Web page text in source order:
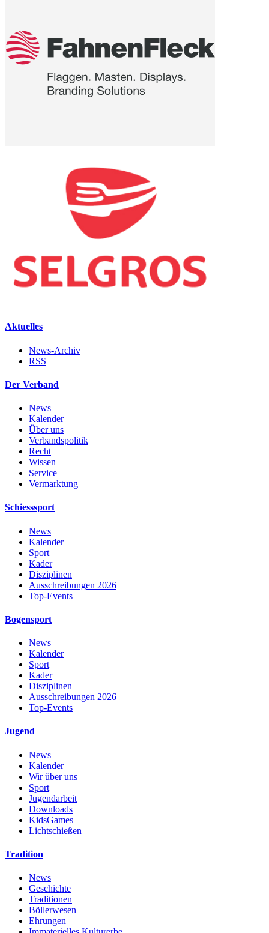
Aktuelles
News-Archiv
RSS
Der Verband
News
Kalender
Über uns
Verbandspolitik
Recht
Wissen
Service
Vermarktung
Schiesssport
News
Kalender
Sport
Kader
Disziplinen
Ausschreibungen 2026
Top-Events
Bogensport
News
Kalender
Sport
Kader
Disziplinen
Ausschreibungen 2026
Top-Events
Jugend
News
Kalender
Wir über uns
Sport
Jugendarbeit
Downloads
KidsGames
Lichtschießen
Tradition
News
Geschichte
Traditionen
Böllerwesen
Ehrungen